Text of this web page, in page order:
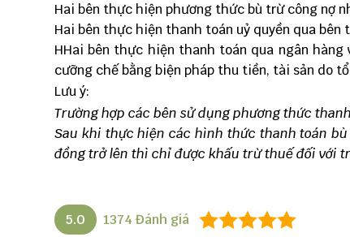
Hai bên thực hiện phương thức bù trừ công nợ
Hai bên thực hiện thanh toán uỷ quyền qua
HHai bên thực hiện thanh toán qua ngân
cưỡng chế bằng biện pháp thu tiền, tài sản do
Lưu ý:
Trường hợp các bên sử dụng phương thức
Sau khi thực hiện các hình thức thanh toán
đồng trở lên thì chỉ được khấu trừ thuế đối với
5.0 1374 Đánh giá